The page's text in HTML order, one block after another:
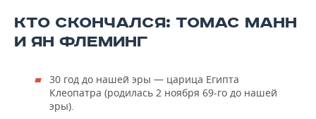
КТО СКОНЧАЛСЯ: ТОМАС МАНН
И ЯН ФЛЕМИНГ
30 год до нашей эры — царица Египта
Клеопатра (родилась 2 ноября 69-го до нашей
эры).